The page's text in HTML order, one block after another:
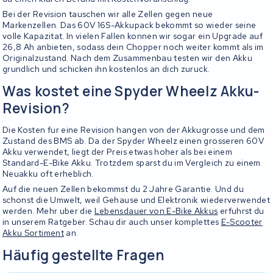
Bei der Revision tauschen wir alle Zellen gegen neue
Markenzellen. Das 60V 16S-Akkupack bekommt so wieder seine
volle Kapazitat. In vielen Fallen konnen wir sogar ein Upgrade auf
26,8 Ah anbieten, sodass dein Chopper noch weiter kommt als im
Originalzustand. Nach dem Zusammenbau testen wir den Akku
grundlich und schicken ihn kostenlos an dich zuruck.
Was kostet eine Spyder Wheelz Akku-
Revision?
Die Kosten fur eine Revision hangen von der Akkugrosse und dem
Zustand des BMS ab. Da der Spyder Wheelz einen grosseren 60V
Akku verwendet, liegt der Preis etwas hoher als bei einem
Standard-E-Bike Akku. Trotzdem sparst du im Vergleich zu einem
Neuakku oft erheblich.
Auf die neuen Zellen bekommst du 2 Jahre Garantie. Und du
schonst die Umwelt, weil Gehause und Elektronik wiederverwendet
werden. Mehr uber die Lebensdauer von E-Bike Akkus erfuhrst du
in unserem Ratgeber. Schau dir auch unser komplettes E-Scooter
Akku Sortimentan.
Häufig gestellte Fragen